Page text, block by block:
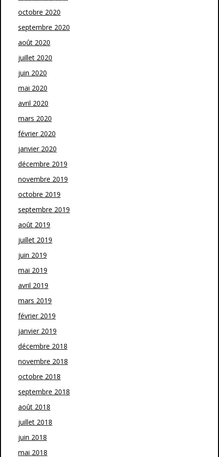
octobre 2020
septembre 2020
août 2020
juillet 2020
juin 2020
mai 2020
avril 2020
mars 2020
février 2020
janvier 2020
décembre 2019
novembre 2019
octobre 2019
septembre 2019
août 2019
juillet 2019
juin 2019
mai 2019
avril 2019
mars 2019
février 2019
janvier 2019
décembre 2018
novembre 2018
octobre 2018
septembre 2018
août 2018
juillet 2018
juin 2018
mai 2018